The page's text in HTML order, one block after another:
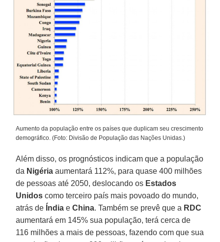
Aumento da população entre os países que duplicam seu crescimento
demográfico. (Foto: Divisão de População das Nações Unidas.)
Além disso, os prognósticos indicam que a população
da Nigéria aumentará 112%, para quase 400 milhões
de pessoas até 2050, deslocando os Estados
Unidos como terceiro país mais povoado do mundo,
atrás de Índia eChina. Também se prevê que a RDC
aumentará em 145% sua população, terá cerca de
116 milhões a mais de pessoas, fazendo com que sua